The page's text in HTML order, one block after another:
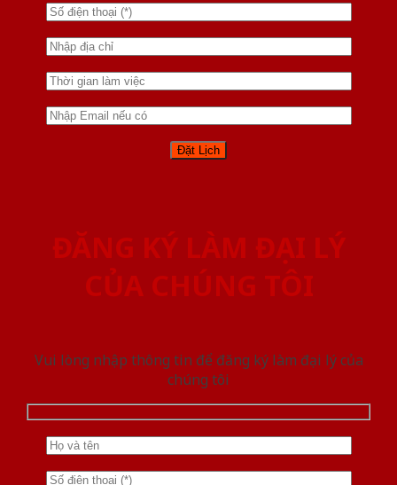
ĐĂNG KÝ LÀM ĐẠI LÝ
CỦA CHÚNG TÔI
Vui lòng nhập thông tin để đăng ký làm đại lý của
chúng tôi